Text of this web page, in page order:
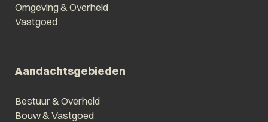
Omgeving & Overheid
Vastgoed
Aandachtsgebieden
Bestuur & Overheid
Bouw & Vastgoed